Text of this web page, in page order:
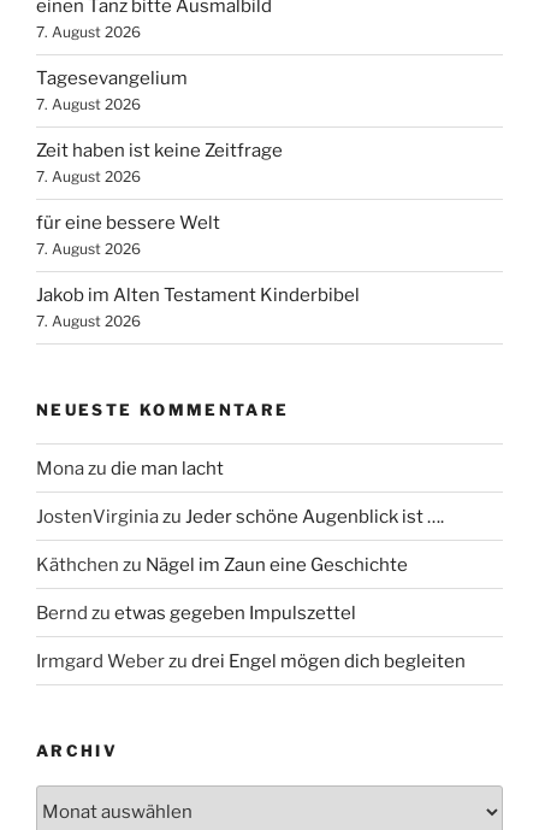
einen Tanz bitte Ausmalbild
7. August 2026
Tagesevangelium
7. August 2026
Zeit haben ist keine Zeitfrage
7. August 2026
für eine bessere Welt
7. August 2026
Jakob im Alten Testament Kinderbibel
7. August 2026
NEUESTE KOMMENTARE
Monazu die man lacht
JostenVirginiazu Jeder schöne Augenblick ist ….
Käthchen zu Nägel im Zaun eine Geschichte
Bernd zu etwas gegeben Impulszettel
Irmgard Weberzu drei Engel mögen dich begleiten
ARCHIV